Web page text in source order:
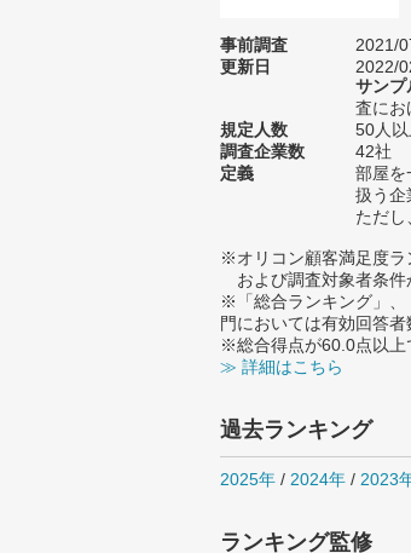
事前調査
2021/
更新日
2022/
サンプ
査にお
規定人数
50人以
調査企業数
42社
定義
部屋を
扱う企
ただし
※オリコン顧客満足度ラ
および調査対象者条件
※「総合ランキング」、
門においては有効回答
※総合得点が60.0点以上
≫ 詳細はこちら
過去ランキング
2025年 / 2024年 / 2023
ランキング監修